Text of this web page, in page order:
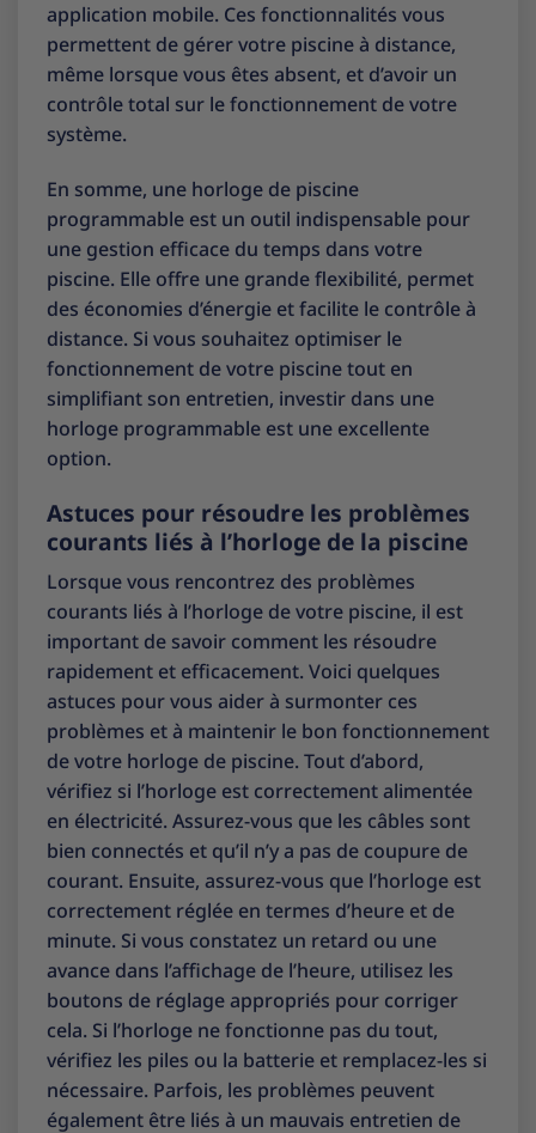
application mobile. Ces fonctionnalités vous
permettent de gérer votre piscine à distance,
même lorsque vous êtes absent, et d’avoir un
contrôle total sur le fonctionnement de votre
système.
En somme, une horloge de piscine
programmable est un outil indispensable pour
une gestion efficace du temps dans votre
piscine. Elle offre une grande flexibilité, permet
des économies d’énergie et facilite le contrôle à
distance. Si vous souhaitez optimiser le
fonctionnement de votre piscine tout en
simplifiant son entretien, investir dans une
horloge programmable est une excellente
option.
Astuces pour résoudre les problèmes
courants liés à l’horloge de la piscine
Lorsque vous rencontrez des problèmes
courants liés à l’horloge de votre piscine, il est
important de savoir comment les résoudre
rapidement et efficacement. Voici quelques
astuces pour vous aider à surmonter ces
problèmes et à maintenir le bon fonctionnement
de votre horloge de piscine. Tout d’abord,
vérifiez si l’horloge est correctement alimentée
en électricité. Assurez-vous que les câbles sont
bien connectés et qu’il n’y a pas de coupure de
courant. Ensuite, assurez-vous que l’horloge est
correctement réglée en termes d’heure et de
minute. Si vous constatez un retard ou une
avance dans l’affichage de l’heure, utilisez les
boutons de réglage appropriés pour corriger
cela. Si l’horloge ne fonctionne pas du tout,
vérifiez les piles ou la batterie et remplacez-les si
nécessaire. Parfois, les problèmes peuvent
également être liés à un mauvais entretien de